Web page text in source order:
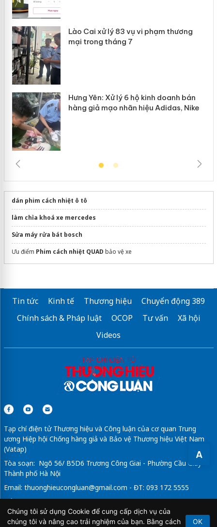
A
Lào Cai xử lý 83 vụ vi phạm thương
mại trong tháng 7
Hưng Yên: Xử lý 6 hộ kinh doanh bán
hàng giả mạo nhãn hiệu Adidas, Nike
dán phim cách nhiệt ô tô
làm chìa khoá xe mercedes
Sửa máy rửa bát bosch
Ưu điểm Phim cách nhiệt QUAD bảo vệ xe
Tin tức Kinh tế Thương hiệu
Chuyển động 389
Chính sách & Pháp luật
OCOP Tư vấn
Xã hội
Videos
Tạp chí điện tử Thương hiệu và Công luận của cơ quan Trung
ương Hiệp hội Chống hàng giả và Bảo vệ Thương hiệu Việt Nam
(Vatap)
Tòa soạn: Ngõ 56/ B5D6 Trương Công Giai - Phường Cầu Giấy -
Thành phố Hà Nội
Email: thuonghieucongluan@gmail.com - ĐT: 093 172 5555
Tổng Biên Tập: Vũ Đức Thuận
Giấy phép hoạt động báo chí điện tử số 64/GP-BTTTT do Bộ
Chúng tôi sử dụng Cookie để cung cấp dịch vụ của
chúng tôi và nâng cao trải nghiệm của bạn. Bằng cách
OK